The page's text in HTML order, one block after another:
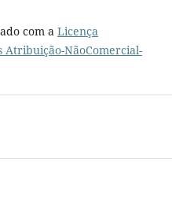
com a Licença
NãoComercial-